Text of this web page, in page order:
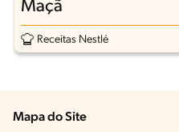
Maçã
Receitas Nestlé
Mapa do Site